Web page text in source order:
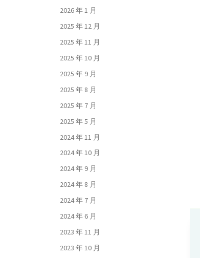
2026 年 1 月
2025 年 12 月
2025 年 11 月
2025 年 10 月
2025 年 9 月
2025 年 8 月
2025 年 7 月
2025 年 5 月
2024 年 11 月
2024 年 10 月
2024 年 9 月
2024 年 8 月
2024 年 7 月
2024 年 6 月
2023 年 11 月
2023 年 10 月